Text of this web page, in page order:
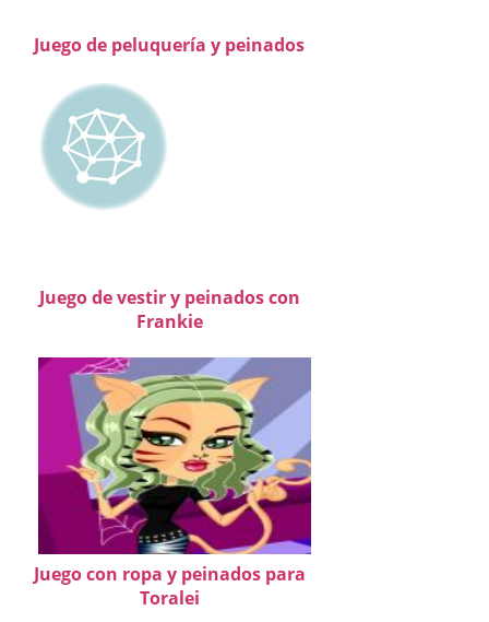
Juego de peluquería y peinados
Juego de vestir y peinados con
Frankie
Juego con ropa y peinados para
Toralei